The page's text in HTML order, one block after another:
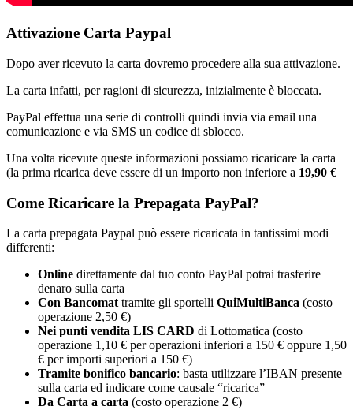
Attivazione Carta Paypal
Dopo aver ricevuto la carta dovremo procedere alla sua attivazione.
La carta infatti, per ragioni di sicurezza, inizialmente è bloccata.
PayPal effettua una serie di controlli quindi invia via email una
comunicazione e via SMS un codice di sblocco.
Una volta ricevute queste informazioni possiamo ricaricare la carta
(la prima ricarica deve essere di un importo non inferiore a 19,90 €
Come Ricaricare la Prepagata PayPal?
La carta prepagata Paypal può essere ricaricata in tantissimi modi
differenti:
Online direttamente dal tuo conto PayPal potrai trasferire
denaro sulla carta
Con Bancomat tramite gli sportelli QuiMultiBanca (costo
operazione 2,50 €)
Nei punti vendita LIS CARD di Lottomatica (costo
operazione 1,10 € per operazioni inferiori a 150 € oppure 1,50
€ per importi superiori a 150 €)
Tramite bonifico bancario: basta utilizzare l’IBAN presente
sulla carta ed indicare come causale “ricarica”
Da Carta a carta (costo operazione 2 €)